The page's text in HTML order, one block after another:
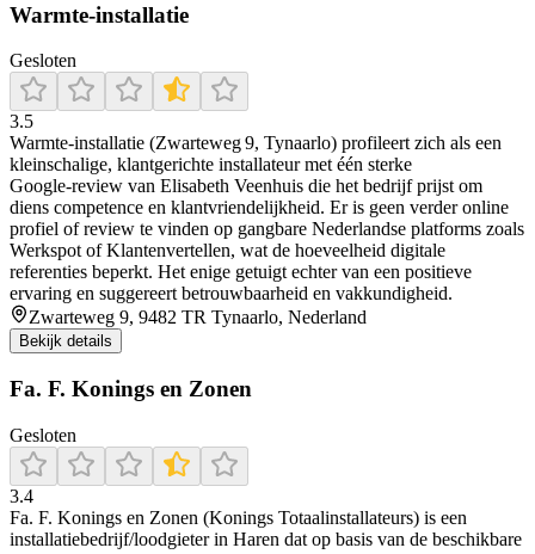
Warmte-installatie
Gesloten
3.5
Warmte‑installatie (Zwarteweg 9, Tynaarlo) profileert zich als een
kleinschalige, klantgerichte installateur met één sterke
Google‑review van Elisabeth Veenhuis die het bedrijf prijst om
diens competence en klantvriendelijkheid. Er is geen verder online
profiel of review te vinden op gangbare Nederlandse platforms zoals
Werkspot of Klantenvertellen, wat de hoeveelheid digitale
referenties beperkt. Het enige getuigt echter van een positieve
ervaring en suggereert betrouwbaarheid en vakkundigheid.
Zwarteweg 9, 9482 TR Tynaarlo, Nederland
Bekijk details
Fa. F. Konings en Zonen
Gesloten
3.4
Fa. F. Konings en Zonen (Konings Totaalinstallateurs) is een
installatiebedrijf/loodgieter in Haren dat op basis van de beschikbare